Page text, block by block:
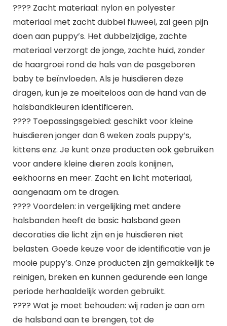
???? Zacht materiaal: nylon en polyester
materiaal met zacht dubbel fluweel, zal geen pijn
doen aan puppy’s. Het dubbelzijdige, zachte
materiaal verzorgt de jonge, zachte huid, zonder
de haargroei rond de hals van de pasgeboren
baby te beïnvloeden. Als je huisdieren deze
dragen, kun je ze moeiteloos aan de hand van de
halsbandkleuren identificeren.
???? Toepassingsgebied: geschikt voor kleine
huisdieren jonger dan 6 weken zoals puppy’s,
kittens enz. Je kunt onze producten ook gebruiken
voor andere kleine dieren zoals konijnen,
eekhoorns en meer. Zacht en licht materiaal,
aangenaam om te dragen.
???? Voordelen: in vergelijking met andere
halsbanden heeft de basic halsband geen
decoraties die licht zijn en je huisdieren niet
belasten. Goede keuze voor de identificatie van je
mooie puppy’s. Onze producten zijn gemakkelijk te
reinigen, breken en kunnen gedurende een lange
periode herhaaldelijk worden gebruikt.
???? Wat je moet behouden: wij raden je aan om
de halsband aan te brengen, tot de